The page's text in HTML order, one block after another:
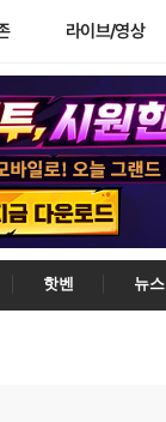
라이브/영상
핫벤
뉴스